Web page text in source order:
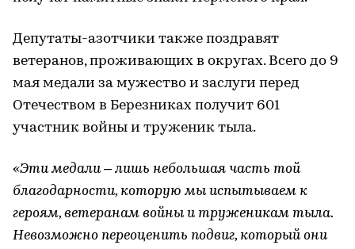
Депутаты-азотчики также поздравят
ветеранов, проживающих в округах. Всего до 9
мая медали за мужество и заслуги перед
Отечеством в Березниках получит 601
участник войны и труженик тыла.
«Эти медали – лишь небольшая часть той
благодарности, которую мы испытываем к
героям, ветеранам войны и труженикам тыла.
Невозможно переоценить подвиг, который они